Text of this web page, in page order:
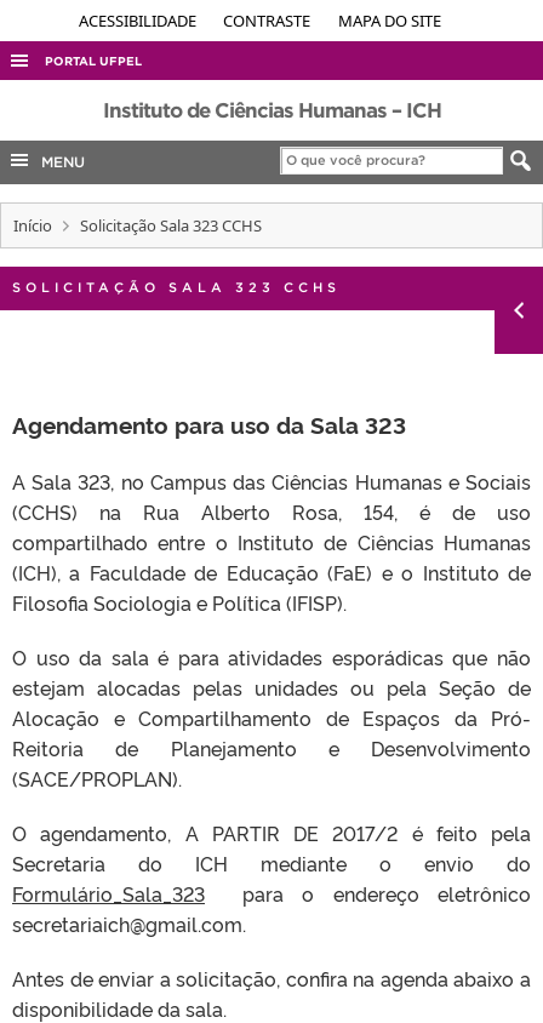
ACESSIBILIDADE CONTRASTE MAPA DO SITE
PORTAL UFPEL
ACESSO À INFORMAÇÃO
AUDITORIA
COBALTO
CONCURSOS
EDITAIS
INTERNACIONAL
TELEFONES
Instituto de Ciências Humanas – ICH
MENU
Início Solicitação Sala 323 CCHS
SOLICITAÇÃO SALA 323 CCHS
Agendamento para uso da Sala 323
A Sala 323, no Campus das Ciências Humanas e Sociais
(CCHS) na Rua Alberto Rosa, 154, é de uso
compartilhado entre o Instituto de Ciências Humanas
(ICH), a Faculdade de Educação (FaE) e o Instituto de
Filosofia Sociologia e Política (IFISP).
O uso da sala é para atividades esporádicas que não
estejam alocadas pelas unidades ou pela Seção de
Alocação e Compartilhamento de Espaços da Pró-
Reitoria de Planejamento e Desenvolvimento
(SACE/PROPLAN).
O agendamento, A PARTIR DE 2017/2 é feito pela
Secretaria do ICH mediante o envio do
Formulário_Sala_323 para o endereço eletrônico
secretariaich@gmail.com.
Antes de enviar a solicitação, confira na agenda abaixo a
disponibilidade da sala.